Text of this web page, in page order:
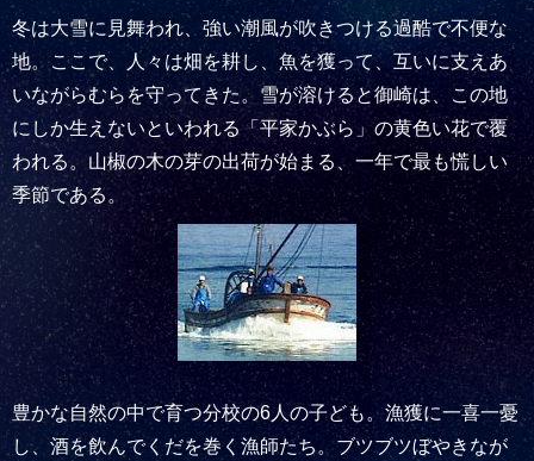
冬は大雪に見舞われ、強い潮風が吹きつける過酷で不便な
地。ここで、人々は畑を耕し、魚を獲って、互いに支えあ
いながらむらを守ってきた。雪が溶けると御崎は、この地
にしか生えないといわれる「平家かぶら」の黄色い花で覆
われる。山椒の木の芽の出荷が始まる、一年で最も慌しい
季節である。
豊かな自然の中で育つ分校の6人の子ども。漁獲に一喜一憂
し、酒を飲んでくだを巻く漁師たち。ブツブツぼやきなが